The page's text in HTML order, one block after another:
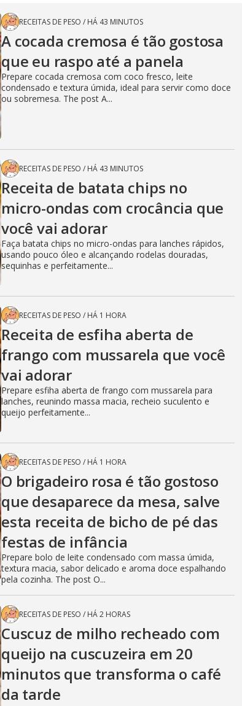
RECEITAS DE PESO / HÁ 43 MINUTOS
A cocada cremosa é tão gostosa
que eu raspo até a panela
Prepare cocada cremosa com coco fresco, leite
condensado e textura úmida, ideal para servir como doce
ou sobremesa. The post A...
RECEITAS DE PESO / HÁ 43 MINUTOS
Receita de batata chips no
micro-ondas com crocância que
você vai adorar
Faça batata chips no micro-ondas para lanches rápidos,
usando pouco óleo e alcançando rodelas douradas,
sequinhas e perfeitamente...
RECEITAS DE PESO / HÁ 1 HORA
Receita de esfiha aberta de
frango com mussarela que você
vai adorar
Prepare esfiha aberta de frango com mussarela para
lanches, reunindo massa macia, recheio suculento e
queijo perfeitamente...
RECEITAS DE PESO / HÁ 1 HORA
O brigadeiro rosa é tão gostoso
que desaparece da mesa, salve
esta receita de bicho de pé das
festas de infância
Prepare bolo de leite condensado com massa úmida,
textura macia, sabor delicado e aroma doce espalhando
pela cozinha. The post O...
RECEITAS DE PESO / HÁ 2 HORAS
Cuscuz de milho recheado com
queijo na cuscuzeira em 20
minutos que transforma o café
da tarde